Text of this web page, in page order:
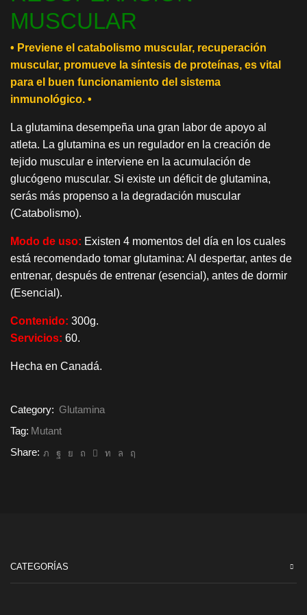
MUSCULAR
• Previene el catabolismo muscular, recuperación
muscular, promueve la síntesis de proteínas, es vital
para el buen funcionamiento del sistema
inmunológico. •
La glutamina desempeña una gran labor de apoyo al
atleta. La glutamina es un regulador en la creación de
tejido muscular e interviene en la acumulación de
glucógeno muscular. Si existe un déficit de glutamina,
serás más propenso a la degradación muscular
(Catabolismo).
Modo de uso: Existen 4 momentos del día en los cuales
está recomendado tomar glutamina: Al despertar, antes de
entrenar, después de entrenar (esencial), antes de dormir
(Esencial).
Contenido: 300g.
Servicios: 60.
Hecha en Canadá.
Category: Glutamina
Tag: Mutant
Share:
CATEGORÍAS